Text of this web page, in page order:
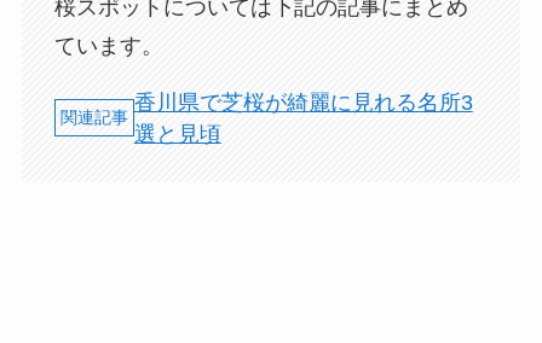
桜スポットについては下記の記事にまとめ
ています。
香川県で芝桜が綺麗に見れる名所3
選と見頃